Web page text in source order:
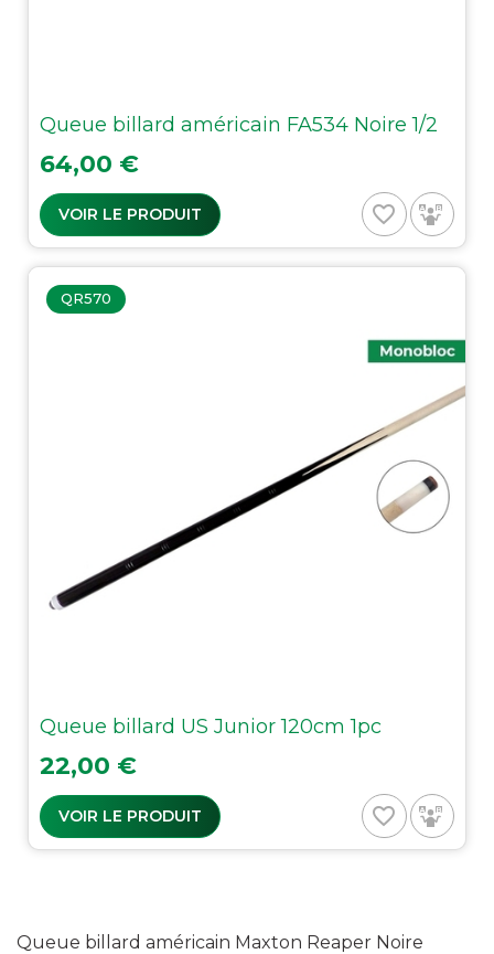
Queue billard américain FA534 Noire 1/2
Prix
64,00 €
VOIR LE PRODUIT favorite_border
QR570
Queue billard US Junior 120cm 1pc
Prix
22,00 €
VOIR LE PRODUIT favorite_border
Queue billard américain Maxton Reaper Noire